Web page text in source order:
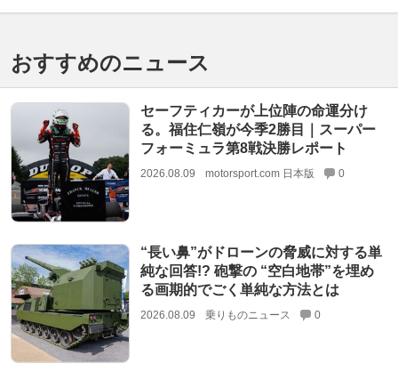
おすすめのニュース
セーフティカーが上位陣の命運分け
る。福住仁嶺が今季2勝目｜スーパー
フォーミュラ第8戦決勝レポート
2026.08.09 motorsport.com 日本版 0
“長い鼻”がドローンの脅威に対する単
純な回答!? 砲撃の “空白地帯”を埋め
る画期的でごく単純な方法とは
2026.08.09 乗りものニュース 0